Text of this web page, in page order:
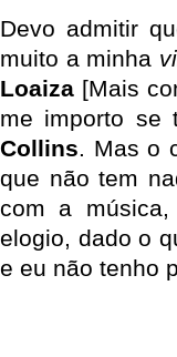
Devo admitir
muito a minha
Loaiza [Mais
me importo se
Collins. Mas o
que não tem
com a
elogio, dado o
e eu não tenho